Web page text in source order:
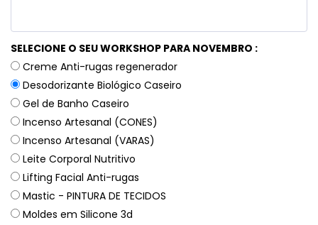
SELECIONE O SEU WORKSHOP PARA NOVEMBRO :
Creme Anti-rugas regenerador
Desodorizante Biológico Caseiro
Gel de Banho Caseiro
Incenso Artesanal (CONES)
Incenso Artesanal (VARAS)
Leite Corporal Nutritivo
Lifting Facial Anti-rugas
Mastic - PINTURA DE TECIDOS
Moldes em Silicone 3d